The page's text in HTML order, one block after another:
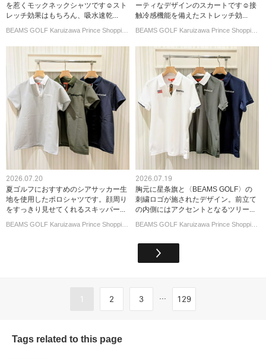
を惹くモックネックシャツです☺︎スト
レッチ効果はもちろん、吸水速乾...
ーティなデザインのスカートです☺︎接
触冷感機能を備えたストレッチ効...
2026.07.20
夏ゴルフにおすすめのシアサッカー生
地を使用したポロシャツです。顔周り
をすっきり見せてくれるスキッパー...
2026.07.19
胸元に星条旗と〈BEAMS GOLF〉の
刺繍ロゴが施されたデザイン。前立て
の内側にはアクセントとなるツリー...
1 2 3 ... 129
Tags related to this page